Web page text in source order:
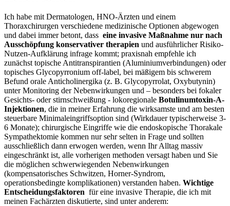
Ich habe ⁣mit Dermatologen, HNO-Ärzten und einem
Thoraxchirurgen verschiedene​ medizinische Optionen abgewogen
und dabei immer betont, dass ⁢ eine‌ invasive ‌Maßnahme nur nach
⁢Ausschöpfung konservativer therapien und ausführlicher Risiko-
Nutzen-Aufklärung⁣ infrage ⁢kommt; ⁤praxisnah⁢ empfehle ich
zunächst⁤ topische Antitranspirantien (Aluminiumverbindungen) oder
topisches Glycopyrronium off‑label, bei mäßigem ​bis ⁣schwerem
⁤Befund ​orale Anticholinergika (z.‌ B. Glycopyrrolat, Oxybutynin)
unter Monitoring der Nebenwirkungen und – besonders bei ⁣fokaler
Gesichts- oder⁢ stirnschweißung ⁤- lokoregionale Botulinumtoxin-A-
Injektionen, die in meiner Erfahrung​ die wirksamste und ‍am besten‌
steuerbare Minimaleingriffsoption ‍sind⁣ (Wirkdauer​ typischerweise 3-
6 Monate); chirurgische Eingriffe wie die endoskopische Thorakale
⁤Sympathektomie⁢ kommen nur sehr‌ selten​ in Frage und ⁣sollten
ausschließlich dann erwogen werden, wenn Ihr Alltag massiv
eingeschränkt ist, ⁤alle vorherigen methoden versagt⁢ haben und Sie
die möglichen schwerwiegenden Nebenwirkungen
(kompensatorisches Schwitzen, Horner-Syndrom,
operationsbedingte ⁣komplikationen) verstanden haben. Wichtige
Entscheidungsfaktoren ​ für eine​ invasive Therapie, die ich mit⁤
meinen​ Fachärzten diskutierte, sind unter anderem:​